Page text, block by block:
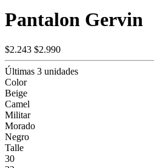
Pantalon Gervin
$2.243 $2.990
Últimas 3 unidades
Color
Beige
Camel
Militar
Morado
Negro
Talle
30